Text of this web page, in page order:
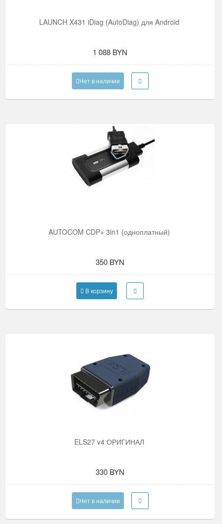
LAUNCH X431 iDiag (AutoDiag) для Android
1 088 BYN
Нет в наличии
AUTOCOM CDP+ 3in1 (одноплатный)
350 BYN
В корзину
ELS27 v4 ОРИГИНАЛ
330 BYN
Нет в наличии